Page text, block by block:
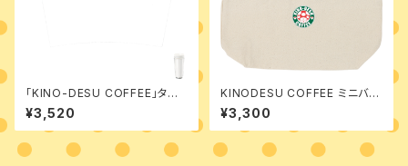
「KINO-DESU COFFEE」タン
ブラー【背景白】
¥3,520
KINODESU COFFEE ミニバッ
グ
¥3,300